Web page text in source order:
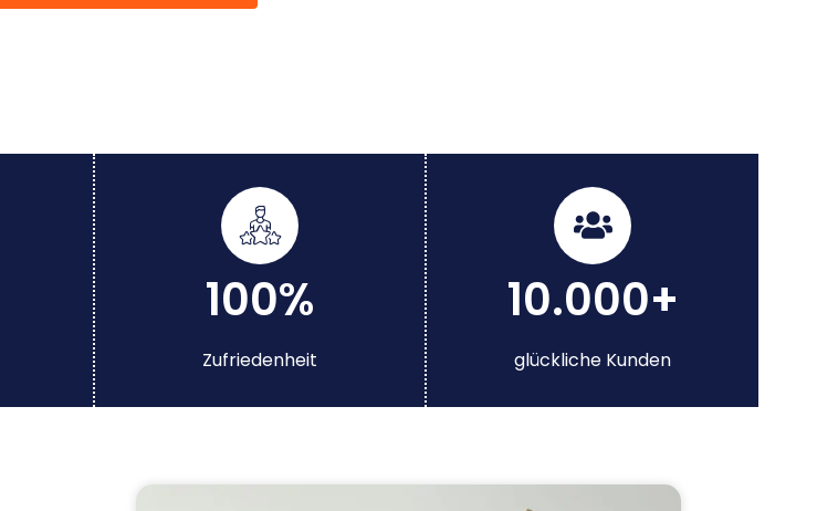
100%
Zufriedenheit
10.000+
glückliche Kunden